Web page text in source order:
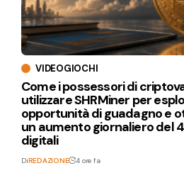
VIDEOGIOCHI
Come i possessori di
utilizzare SHRMiner per
opportunità di guadagno e
un aumento giornaliero del
digitali
DiREDAZIONE 4 ore fa